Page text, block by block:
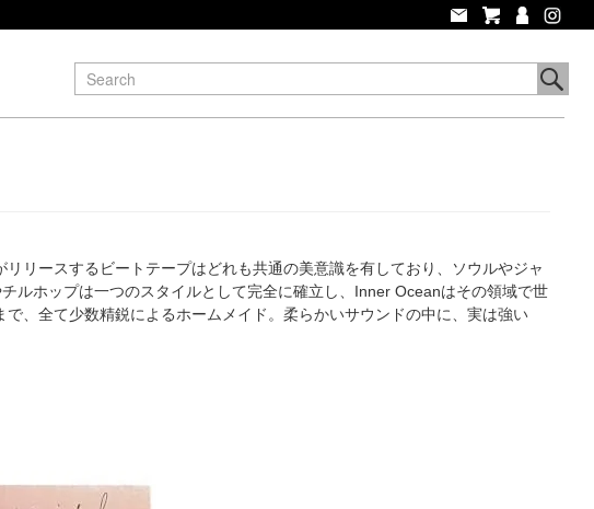
リースするビートテープはどれも共通の美意識を有しており、ソウルやジャ
ルホップは一つのスタイルとして完全に確立し、Inner Oceanはその領域で世
、全て少数精鋭によるホームメイド。柔らかいサウンドの中に、実は強い